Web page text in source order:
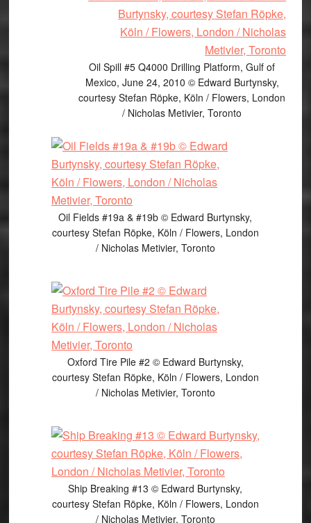
Oil Spill #5 Q4000 Drilling Platform, Gulf of
Mexico, June 24, 2010 © Edward Burtynsky,
courtesy Stefan Röpke, Köln / Flowers, London
/ Nicholas Metivier, Toronto
Oil Fields #19a & #19b © Edward Burtynsky,
courtesy Stefan Röpke, Köln / Flowers, London
/ Nicholas Metivier, Toronto
Oxford Tire Pile #2 © Edward Burtynsky,
courtesy Stefan Röpke, Köln / Flowers, London
/ Nicholas Metivier, Toronto
Ship Breaking #13 © Edward Burtynsky,
courtesy Stefan Röpke, Köln / Flowers, London
/ Nicholas Metivier, Toronto